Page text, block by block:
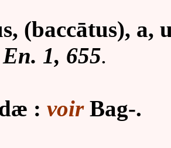
(baccātus), a,
1, 655.
: voir Bag-.